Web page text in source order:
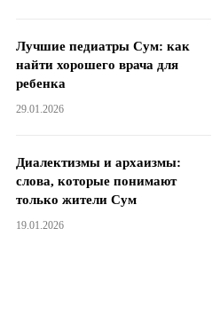
Лучшие педиатры Сум: как
найти хорошего врача для
ребенка
29.01.2026
Диалектизмы и архаизмы:
слова, которые понимают
только жители Сум
19.01.2026